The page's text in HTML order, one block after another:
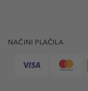
NAČINI PLAČILA